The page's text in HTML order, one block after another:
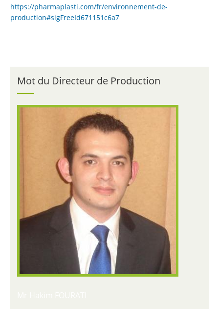
https://pharmaplasti.com/fr/environnement-de-
production#sigFreeId671151c6a7
Mot du Directeur de Production